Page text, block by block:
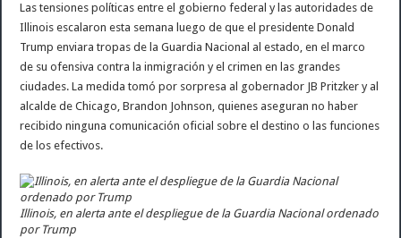
Las tensiones políticas entre el gobierno federal y las autoridades de
Illinois escalaron esta semana luego de que el presidente Donald
Trump enviara tropas de la Guardia Nacional al estado, en el marco
de su ofensiva contra la inmigración y el crimen en las grandes
ciudades. La medida tomó por sorpresa al gobernador JB Pritzker y al
alcalde de Chicago, Brandon Johnson, quienes aseguran no haber
recibido ninguna comunicación oficial sobre el destino o las funciones
de los efectivos.
Illinois, en alerta ante el despliegue de la Guardia Nacional ordenado
por Trump